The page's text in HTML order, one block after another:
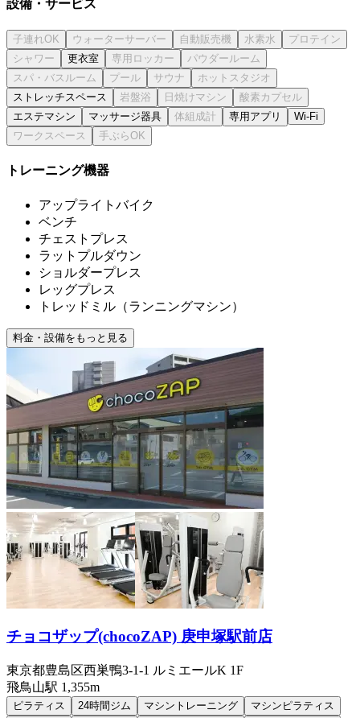
設備・サービス
更衣室
ストレッチスペース
エステマシン
マッサージ器具 専用アプリ Wi-Fi
トレーニング機器
アップライトバイク
ベンチ
チェストプレス
ラットプルダウン
ショルダープレス
レッグプレス
トレッドミル（ランニングマシン）
料金・設備をもっと見る
チョコザップ(chocoZAP) 庚申塚駅前店
東京都豊島区西巣鴨3-1-1 ルミエールK 1F
飛鳥山駅 1,355m
ピラティス 24時間ジム マシントレーニング
マシンピラティス